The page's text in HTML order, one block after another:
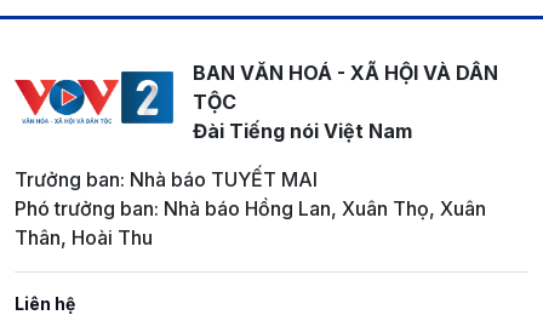
BAN VĂN HOÁ - XÃ HỘI VÀ DÂN
TỘC
Đài Tiếng nói Việt Nam
Trưởng ban: Nhà báo TUYẾT MAI
Phó trưởng ban: Nhà báo Hồng Lan, Xuân Thọ, Xuân
Thân, Hoài Thu
Liên hệ